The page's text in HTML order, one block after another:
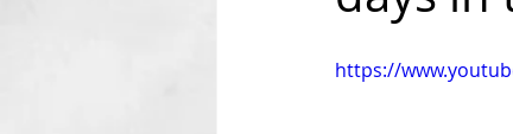
https://